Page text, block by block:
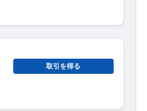
取引を得る